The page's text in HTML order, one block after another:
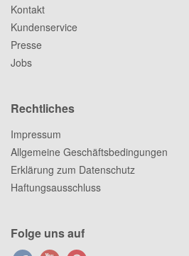
Kontakt
Kundenservice
Presse
Jobs
Rechtliches
Impressum
Allgemeine Geschäftsbedingungen
Erklärung zum Datenschutz
Haftungsausschluss
Folge uns auf